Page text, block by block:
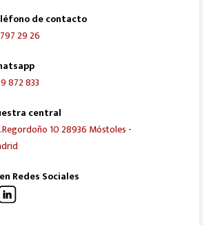
de contacto
29 26
872 833
central
10 28936 Móstoles -
Redes Sociales